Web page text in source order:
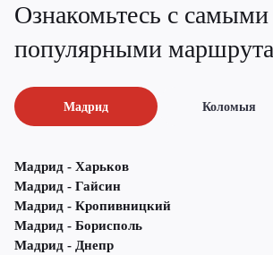
Ознакомьтесь с самыми
популярными
Мадрид Коломыя
Мадрид - Харьков
Мадрид - Гайсин
Мадрид - Кропивницкий
Мадрид - Борисполь
Мадрид - Днепр